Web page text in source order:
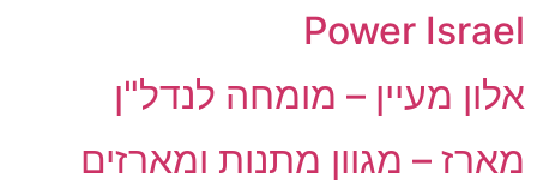
Power Israel
אלון מעיין – מומחה לנדל"ן
מארז – מגוון מתנות ומארזים